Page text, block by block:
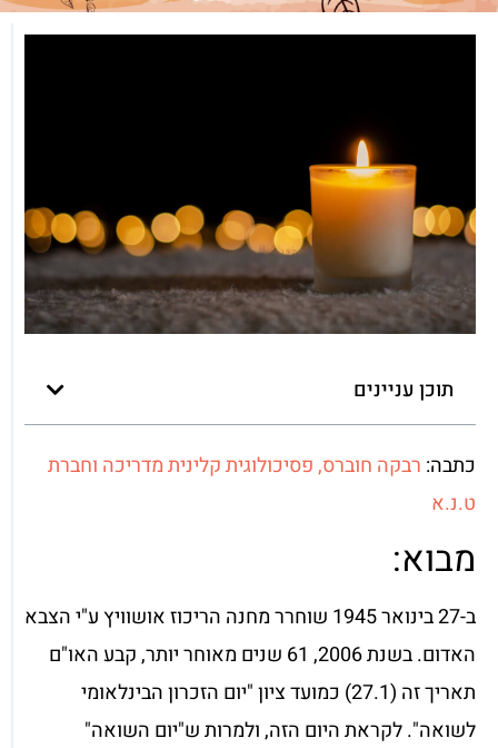
תוכן עניינים
כתבה: רבקה חוברס, פסיכולוגית קלינית מדריכה וחברת
ט.נ.א
מבוא:
ב-27 בינואר 1945 שוחרר מחנה הריכוז אושוויץ ע"י הצבא
האדום. בשנת 2006, 61 שנים מאוחר יותר, קבע האו"ם
תאריך זה (27.1) כמועד ציון "יום הזכרון הבינלאומי
לשואה". לקראת היום הזה, ולמרות ש"יום השואה"